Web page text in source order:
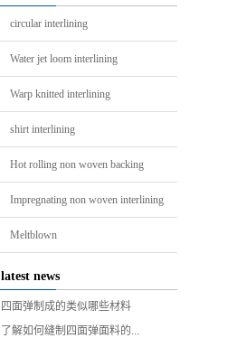
circular interlining
Water jet loom interlining
Warp knitted interlining
shirt interlining
Hot rolling non woven backing
Impregnating non woven interlining
Meltblown
latest news
四面弹制成的类似哪些材料
了解如何缝制四面弹面料的...